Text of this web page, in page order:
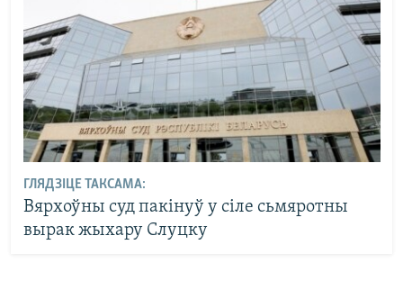
ГЛЯДЗІЦЕ ТАКСАМА:
Вярхоўны суд пакінуў у сіле сьмяротны
вырак жыхару Слуцку